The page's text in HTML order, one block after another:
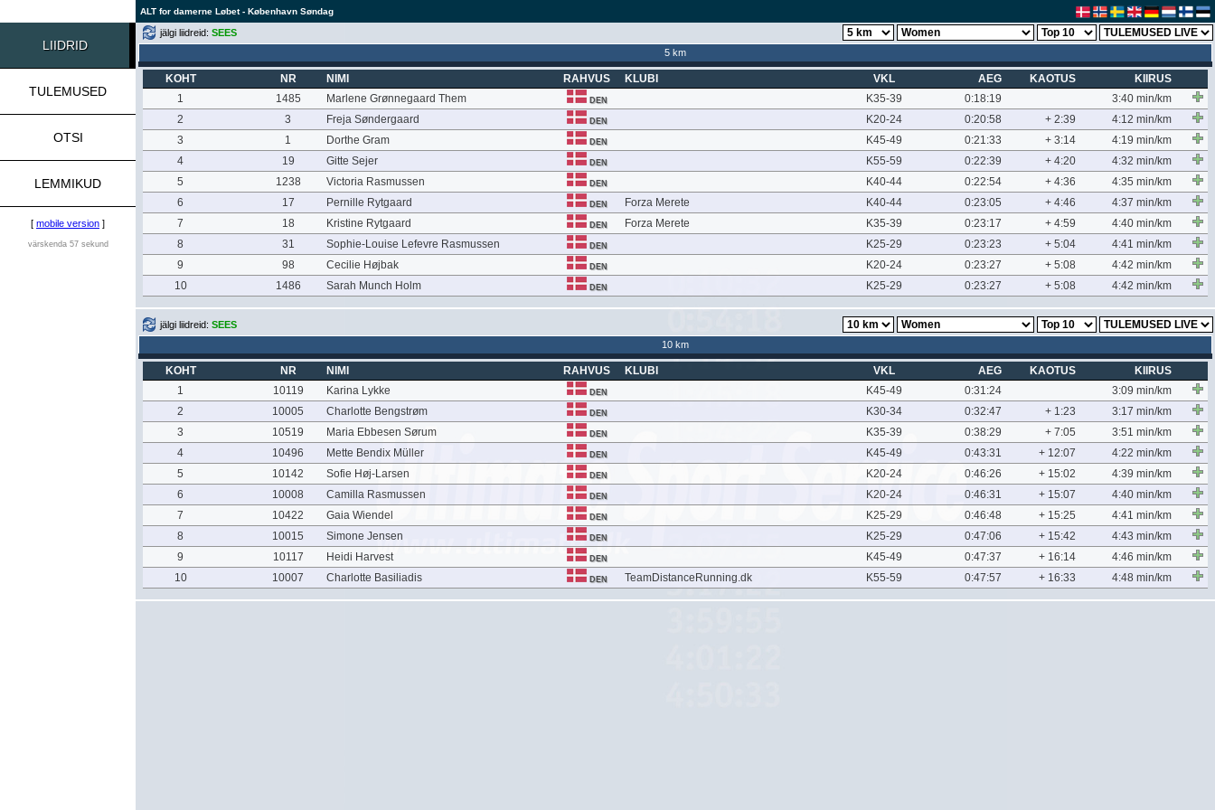
ALT for damerne Løbet - København Søndag
LIIDRID
TULEMUSED
OTSI
LEMMIKUD
[ mobile version ]
värskenda 57 sekund
jälgi liidreid: SEES
5 km
KOHT NR NIMI RAHVUS KLUBI VKL AEG KAOTUS
KIIRUS
1
1485 Marlene Grønnegaard Them DEN K35-39 0:18:19
3:40 min/km
2
3 Freja Søndergaard DEN K20-24 0:20:58 + 2:39
4:12 min/km
3
1 Dorthe Gram DEN K45-49 0:21:33 + 3:14
4:19 min/km
4
19 Gitte Sejer DEN K55-59 0:22:39 + 4:20
4:32 min/km
5
1238 Victoria Rasmussen DEN K40-44 0:22:54 + 4:36
4:35 min/km
6
17 Pernille Rytgaard DEN Forza Merete K40-44 0:23:05 + 4:46
4:37 min/km
7
18 Kristine Rytgaard DEN Forza Merete K35-39 0:23:17 + 4:59
4:40 min/km
8
31 Sophie-Louise Lefevre Rasmussen DEN K25-29 0:23:23 + 5:04
4:41 min/km
9
98 Cecilie Højbak DEN K20-24 0:23:27 + 5:08
4:42 min/km
10
1486 Sarah Munch Holm DEN K25-29 0:23:27 + 5:08 4:42 min/km
jälgi liidreid: SEES
10 km
KOHT NR NIMI RAHVUS KLUBI VKL AEG KAOTUS
KIIRUS
1
10119 Karina Lykke DEN K45-49 0:31:24
3:09 min/km
2
10005 Charlotte Bengstrøm DEN K30-34 0:32:47 + 1:23
3:17 min/km
3
10519 Maria Ebbesen Sørum DEN K35-39 0:38:29 + 7:05
3:51 min/km
4
10496 Mette Bendix Müller DEN K45-49 0:43:31 + 12:07
4:22 min/km
5
10142 Sofie Høj-Larsen DEN K20-24 0:46:26 + 15:02
4:39 min/km
6
10008 Camilla Rasmussen DEN K20-24 0:46:31 + 15:07
4:40 min/km
7
10422 Gaia Wiendel DEN K25-29 0:46:48 + 15:25
4:41 min/km
8
10015 Simone Jensen DEN K25-29 0:47:06 + 15:42
4:43 min/km
9
10117 Heidi Harvest DEN K45-49 0:47:37 + 16:14
4:46 min/km
10
10007 Charlotte Basiliadis DEN TeamDistanceRunning.dk K55-59 0:47:57 + 16:33 4:48 min/km